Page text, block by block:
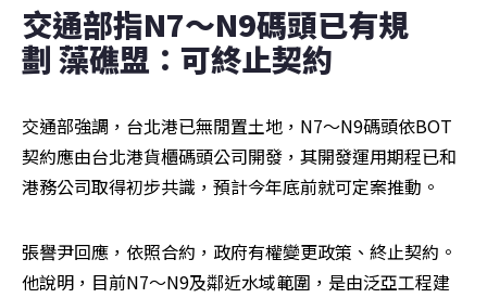
交通部指N7～N9碼頭已有規
劃 藻礁盟：可終止契約
交通部強調，台北港已無閒置土地，N7～N9碼頭依BOT
契約應由台北港貨櫃碼頭公司開發，其開發運用期程已和
港務公司取得初步共識，預計今年底前就可定案推動。
張譽尹回應，依照合約，政府有權變更政策、終止契約。
他說明，目前N7～N9及鄰近水域範圍，是由泛亞工程建